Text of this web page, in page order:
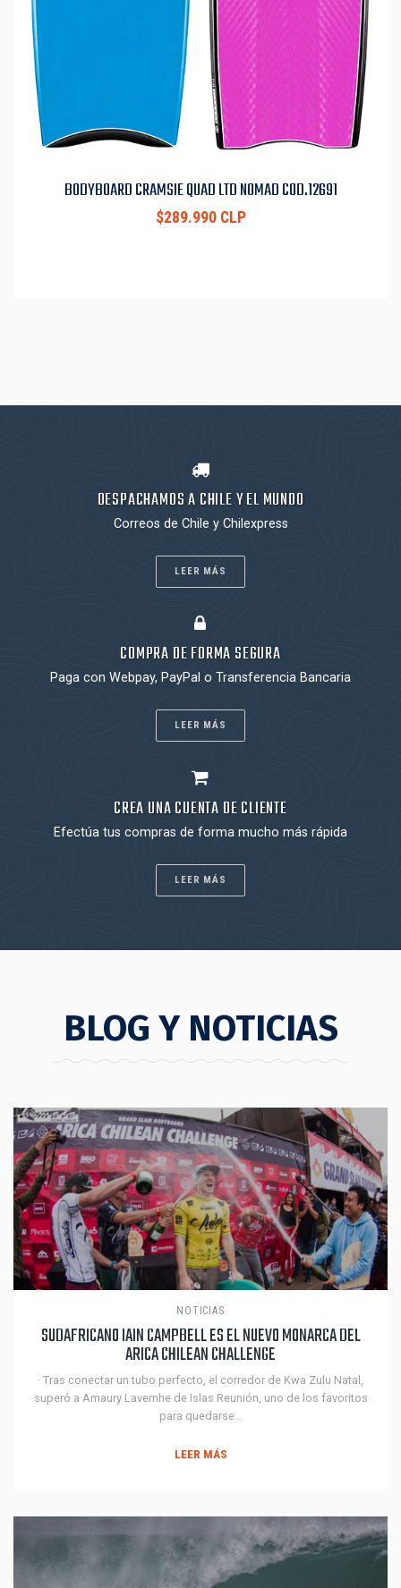
BODYBOARD CRAMSIE QUAD LTD NOMAD COD.12691
$289.990 CLP
DESPACHAMOS A CHILE Y EL MUNDO
Correos de Chile y Chilexpress
LEER MÁS
COMPRA DE FORMA SEGURA
Paga con Webpay, PayPal o Transferencia Bancaria
LEER MÁS
CREA UNA CUENTA DE CLIENTE
Efectúa tus compras de forma mucho más rápida
LEER MÁS
BLOG Y NOTICIAS
NOTICIAS
SUDAFRICANO IAIN CAMPBELL ES EL NUEVO MONARCA DEL
ARICA CHILEAN CHALLENGE
· Tras conectar un tubo perfecto, el corredor de Kwa Zulu Natal,
superó a Amaury Lavernhe de Islas Reunión, uno de los favoritos
para quedarse...
LEER MÁS